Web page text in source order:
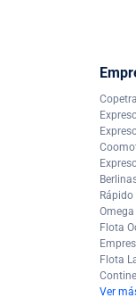
Rápido
Omega
Flota
Flota
Ver